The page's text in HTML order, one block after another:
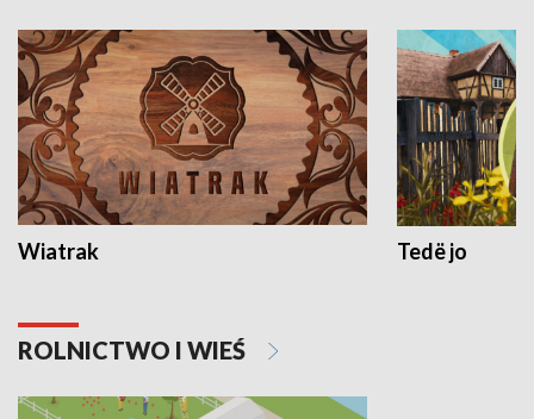
Wiatrak Tedë jo
ROLNICTWO I WIEŚ